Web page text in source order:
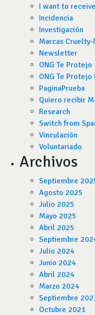
I want to
Incidencia
Investigación
Marcas Cruelty-
Newsletter
ONG Te Protejo
ONG Te Protejo
PaginaPrueba
Quiero recibir
Research
Switch from
Vinculación
Voluntariado
Archivos
Septiembre
Agosto 2025
Julio 2025
Mayo 2025
Abril 2025
Septiembre
Julio 2024
Junio 2024
Abril 2024
Marzo 2024
Septiembre
Octubre 2021